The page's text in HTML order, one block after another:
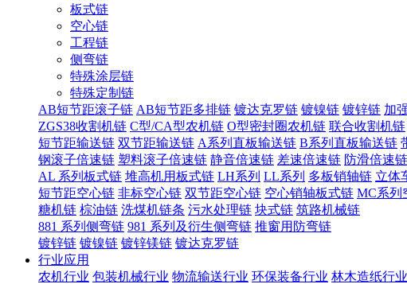
板式链
空心链
工程链
侧弯链
特殊涂层链
特殊定制链
AB短节距滚子链 AB短节距多排链 镀达克罗链 镀镍链 镀锌链 加
ZGS38收割机链 C型/CA型农机链 O型密封圈农机链 联合收割机链
短节距输送链 双节距输送链 A系列直板输送链 B系列直板输送链
钢滚子倍速链 塑料滚子倍速链 静音倍速链 差速倍速链 防滑倍速链
AL 系列板式链 堆高机用板式链 LH系列 LL系列 多板销轴链 立体
短节距空心链 非标空心链 双节距空心链 空心销轴板式链 MC系列
糖机链 棕油链 洗煤机链条 污水处理链 块式链 筑路机械链
881 系列侧弯链 981 系列及衍生侧弯链 推窗用防弯链
镀锌链 镀镍链 镀锌镁链 镀达克罗链
行业应用
农机行业 包装机械行业 物流输送行业 环保装备行业 林木造纸行业